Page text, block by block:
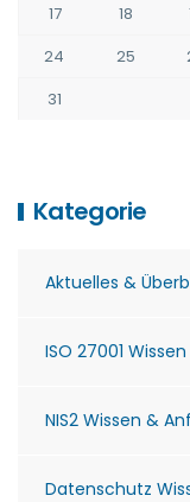
17
18
24
25
31
Kategorie
Aktuelles &
ISO 27001
NIS2 Wissen &
Datenschutz